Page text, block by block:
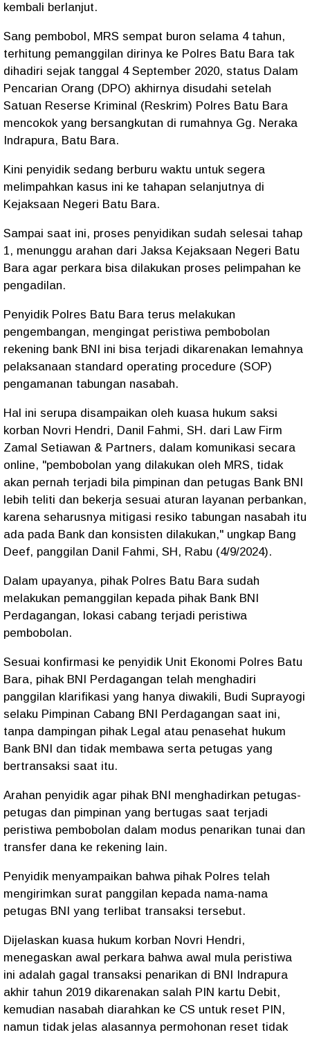
kembali berlanjut.
Sang pembobol, MRS sempat buron selama 4 tahun,
terhitung pemanggilan dirinya ke Polres Batu Bara tak
dihadiri sejak tanggal 4 September 2020, status Dalam
Pencarian Orang (DPO) akhirnya disudahi setelah
Satuan Reserse Kriminal (Reskrim) Polres Batu Bara
mencokok yang bersangkutan di rumahnya Gg. Neraka
Indrapura, Batu Bara.
Kini penyidik sedang berburu waktu untuk segera
melimpahkan kasus ini ke tahapan selanjutnya di
Kejaksaan Negeri Batu Bara.
Sampai saat ini, proses penyidikan sudah selesai tahap
1, menunggu arahan dari Jaksa Kejaksaan Negeri Batu
Bara agar perkara bisa dilakukan proses pelimpahan ke
pengadilan.
Penyidik Polres Batu Bara terus melakukan
pengembangan, mengingat peristiwa pembobolan
rekening bank BNI ini bisa terjadi dikarenakan lemahnya
pelaksanaan standard operating procedure (SOP)
pengamanan tabungan nasabah.
Hal ini serupa disampaikan oleh kuasa hukum saksi
korban Novri Hendri, Danil Fahmi, SH. dari Law Firm
Zamal Setiawan & Partners, dalam komunikasi secara
online, "pembobolan yang dilakukan oleh MRS, tidak
akan pernah terjadi bila pimpinan dan petugas Bank BNI
lebih teliti dan bekerja sesuai aturan layanan perbankan,
karena seharusnya mitigasi resiko tabungan nasabah itu
ada pada Bank dan konsisten dilakukan," ungkap Bang
Deef, panggilan Danil Fahmi, SH, Rabu (4/9/2024).
Dalam upayanya, pihak Polres Batu Bara sudah
melakukan pemanggilan kepada pihak Bank BNI
Perdagangan, lokasi cabang terjadi peristiwa
pembobolan.
Sesuai konfirmasi ke penyidik Unit Ekonomi Polres Batu
Bara, pihak BNI Perdagangan telah menghadiri
panggilan klarifikasi yang hanya diwakili, Budi Suprayogi
selaku Pimpinan Cabang BNI Perdagangan saat ini,
tanpa dampingan pihak Legal atau penasehat hukum
Bank BNI dan tidak membawa serta petugas yang
bertransaksi saat itu.
Arahan penyidik agar pihak BNI menghadirkan petugas-
petugas dan pimpinan yang bertugas saat terjadi
peristiwa pembobolan dalam modus penarikan tunai dan
transfer dana ke rekening lain.
Penyidik menyampaikan bahwa pihak Polres telah
mengirimkan surat panggilan kepada nama-nama
petugas BNI yang terlibat transaksi tersebut.
Dijelaskan kuasa hukum korban Novri Hendri,
menegaskan awal perkara bahwa awal mula peristiwa
ini adalah gagal transaksi penarikan di BNI Indrapura
akhir tahun 2019 dikarenakan salah PIN kartu Debit,
kemudian nasabah diarahkan ke CS untuk reset PIN,
namun tidak jelas alasannya permohonan reset tidak